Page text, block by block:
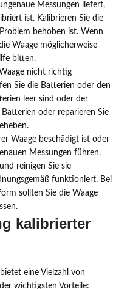
Messungen liefert,
ist. Kalibrieren Sie die
behoben ist. Wenn
Waage möglicherweise
bitten.
nicht richtig
Sie die Batterien oder den
leer sind oder der
oder reparieren Sie
Waage beschädigt ist oder
Messungen führen.
reinigen Sie sie
funktioniert. Bei
sollten Sie die Waage
kalibrierter
eine Vielzahl von
wichtigsten Vorteile: